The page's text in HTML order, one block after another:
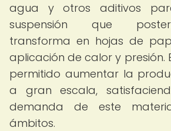
agua y otros aditivos
suspensión que
transforma en hojas de
aplicación de calor y presión.
permitido aumentar la
a gran escala,
demanda de este
ámbitos.